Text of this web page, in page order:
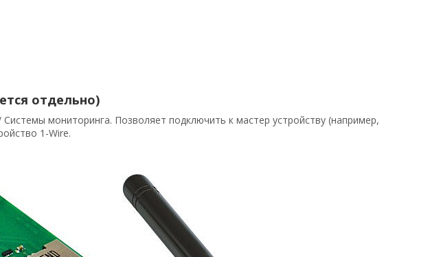
отдельно)
мониторинга. Позволяет подключить к мастер устройству (например,
1-Wire.